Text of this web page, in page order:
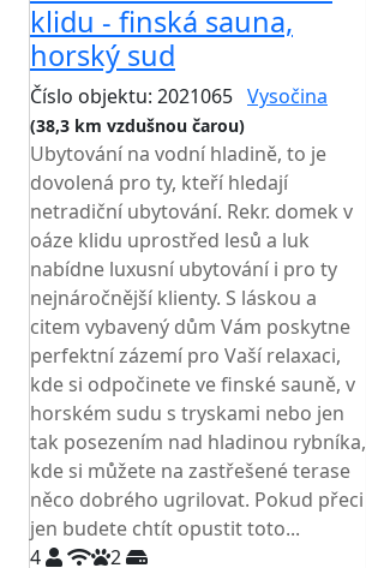
klidu - finská sauna,
horský sud
Číslo objektu: 2021065 Vysočina
(38,3 km vzdušnou čarou)
Ubytování na vodní hladině, to je
dovolená pro ty, kteří hledají
netradiční ubytování. Rekr. domek v
oáze klidu uprostřed lesů a luk
nabídne luxusní ubytování i pro ty
nejnáročnější klienty. S láskou a
citem vybavený dům Vám poskytne
perfektní zázemí pro Vaší relaxaci,
kde si odpočinete ve finské sauně, v
horském sudu s tryskami nebo jen
tak posezením nad hladinou rybníka,
kde si můžete na zastřešené terase
něco dobrého ugrilovat. Pokud přeci
jen budete chtít opustit toto...
4
2